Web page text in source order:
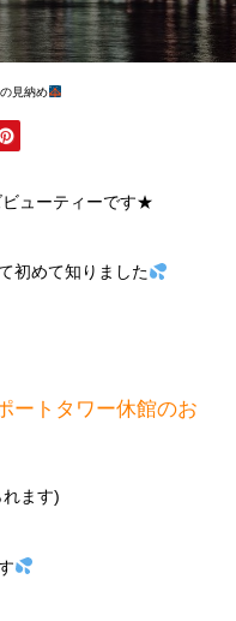
見納め
ビューティーです★
初めて知りました
ートタワー休館のお
ます)